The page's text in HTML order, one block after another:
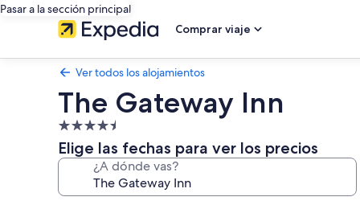
Pasar a la sección principal
Comprar viaje
Ver todos los alojamientos
The Gateway Inn
Alojamiento
de
4.5 estrellas
Elige las fechas para ver los precios
¿A dónde vas?